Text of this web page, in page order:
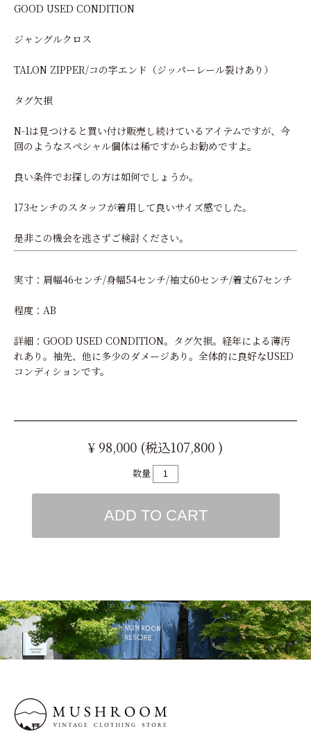
GOOD USED CONDITION
ジャングルクロス
TALON ZIPPER/コの字エンド（ジッパーレール裂けあり）
タグ欠損
N-1は見つけると買い付け販売し続けているアイテムですが、今
回のようなスペシャル個体は稀ですからお勧めですよ。
良い条件でお探しの方は如何でしょうか。
173センチのスタッフが着用して良いサイズ感でした。
是非この機会を逃さずご検討ください。
実寸：肩幅46センチ/身幅54センチ/袖丈60センチ/着丈67センチ
程度：AB
詳細：GOOD USED CONDITION。タグ欠損。経年による薄汚
れあり。袖先、他に多少のダメージあり。全体的に良好なUSED
コンディションです。
¥ 98,000 (税込107,800 )
数量
ADD TO CART